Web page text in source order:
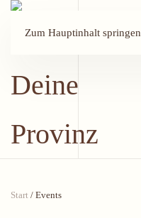
Zum Hauptinhalt springen
Start / Events